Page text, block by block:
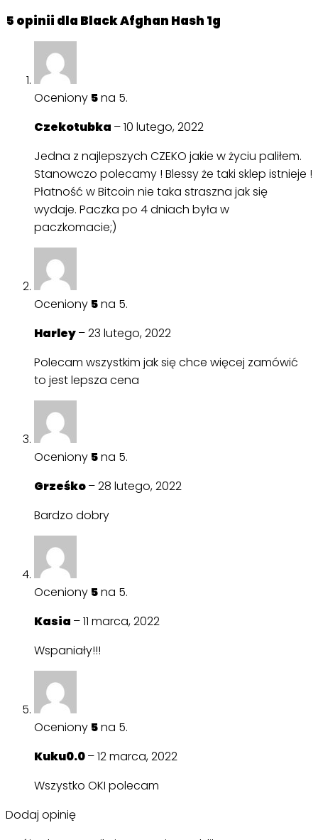
5 opinii dla Black Afghan Hash 1g
Oceniony 5na 5.
Czekotubka –10 lutego, 2022
Jedna z najlepszych CZEKO jakie w życiu paliłem.
Stanowczo polecamy ! Blessy że taki sklep istnieje !
Płatność w Bitcoin nie taka straszna jak się
wydaje. Paczka po 4 dniach była w
paczkomacie;)
Oceniony 5na 5.
Harley–23 lutego, 2022
Polecam wszystkim jak się chce więcej zamówić
to jest lepsza cena
Oceniony 5na 5.
Grześko–28 lutego, 2022
Bardzo dobry
Oceniony 5na 5.
Kasia –11 marca, 2022
Wspaniały!!!
Oceniony 5na 5.
Kuku0.0–12 marca, 2022
Wszystko OKI polecam
Dodaj opinię